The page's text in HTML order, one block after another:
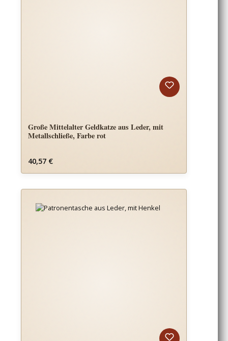
Große Mittelalter Geldkatze aus Leder, mit
Metallschließe, Farbe rot
Regulärer Preis:
40,57 €